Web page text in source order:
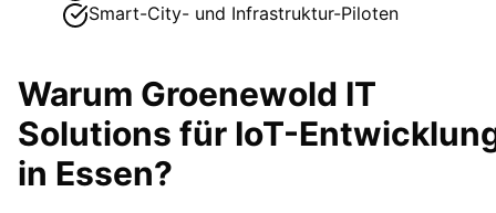
Smart-City- und Infrastruktur-Piloten
Warum Groenewold IT
Solutions für IoT-
in Essen?